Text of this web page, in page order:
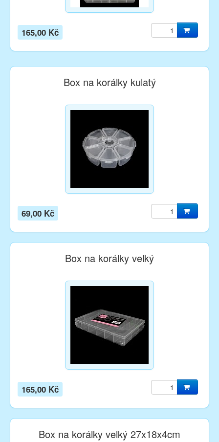
165,00 Kč
Box na korálky kulatý
69,00 Kč
Box na korálky velký
165,00 Kč
Box na korálky velký 27x18x4cm